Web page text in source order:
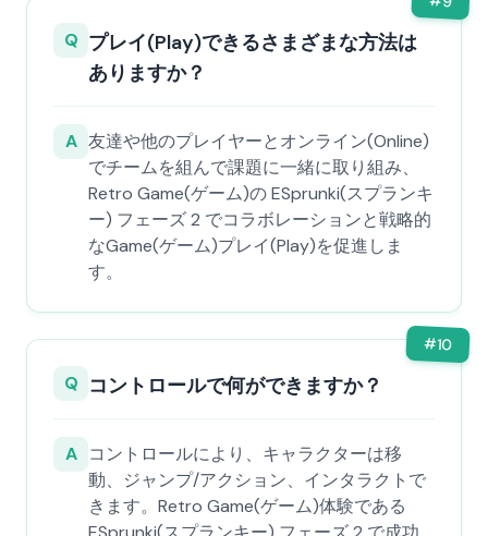
Q プレイ(Play)できるさまざまな方法は
ありますか？
A 友達や他のプレイヤーとオンライン(Online)
でチームを組んで課題に一緒に取り組み、
Retro Game(ゲーム)の ESprunki(スプランキ
ー) フェーズ 2 でコラボレーションと戦略的
なGame(ゲーム)プレイ(Play)を促進しま
す。
#10
Q コントロールで何ができますか？
A コントロールにより、キャラクターは移
動、ジャンプ/アクション、インタラクトで
きます。Retro Game(ゲーム)体験である